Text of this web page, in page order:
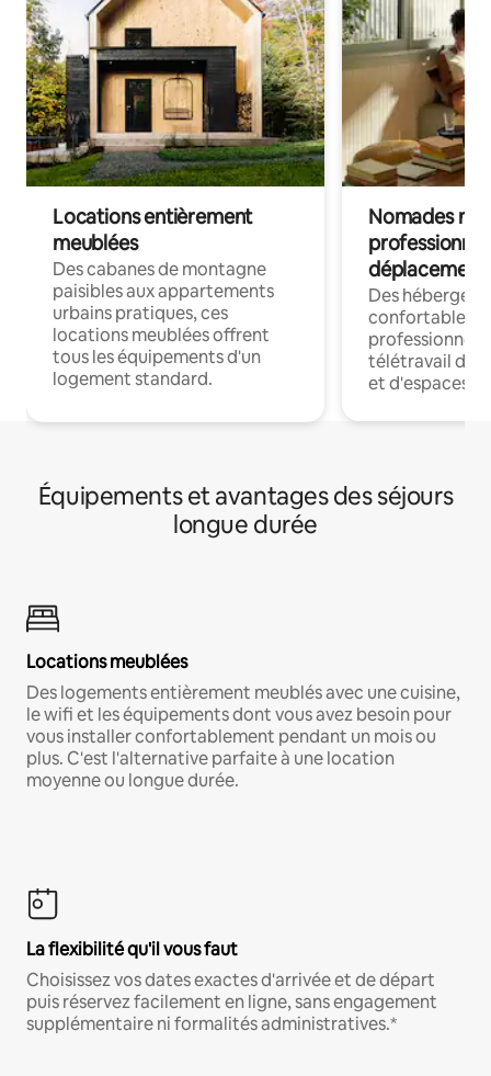
Locations entièrement
meublées
Des cabanes de montagne
paisibles aux appartements
urbains pratiques, ces
locations meublées offrent
tous les équipements d'un
logement standard.
Nomades
déplacement
Des
confortables
professionnels
télétravail
et d'espaces
Équipements et avantages des séjours
longue durée
Locations meublées
Des logements entièrement meublés avec une cuisine,
le wifi et les équipements dont vous avez besoin pour
vous installer confortablement pendant un mois ou
plus. C'est l'alternative parfaite à une location
moyenne ou longue durée.
La flexibilité qu'il vous faut
Choisissez vos dates exactes d'arrivée et de départ
puis réservez facilement en ligne, sans engagement
supplémentaire ni formalités administratives.*